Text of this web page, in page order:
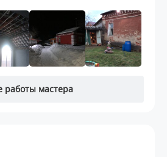
работы мастера